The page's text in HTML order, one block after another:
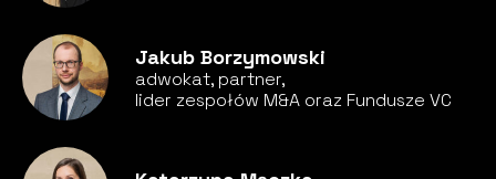
Jakub Borzymowski
adwokat, partner,
lider zespołów M&A oraz Fundusze VC